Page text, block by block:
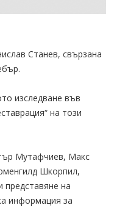
Станев, свързана
изследване във
на този
Мутафчиев, Макс
Шкорпил,
представяне на
информация за